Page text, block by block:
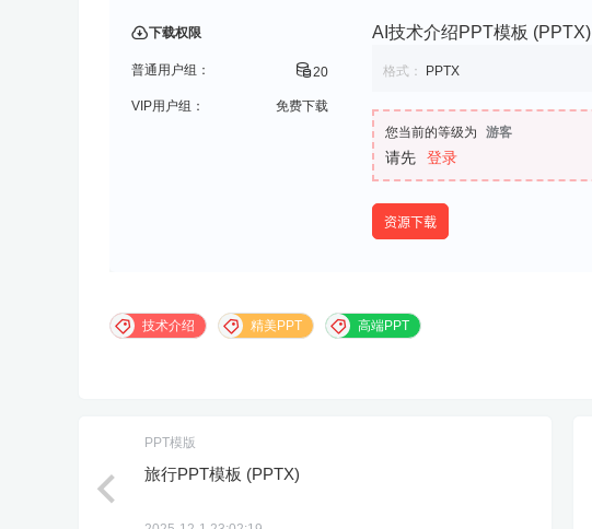
下载权限
普通用户组： 20
VIP用户组： 免费下载
AI技术介绍PPT模板 (PPTX)
格式： PPTX
您当前的等级为 游客
请先 登录
资源下载
技术介绍 精美PPT 高端PPT
PPT模版
旅行PPT模板 (PPTX)